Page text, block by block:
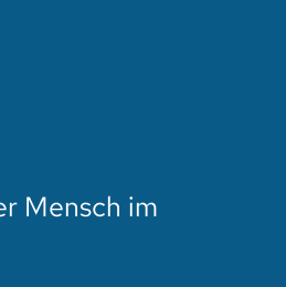
Mensch im